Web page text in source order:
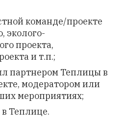
команде/проекте
эколого-
проекта,
и т.п.;
партнером Теплицы в
модератором или
мероприятиях;
Теплице.